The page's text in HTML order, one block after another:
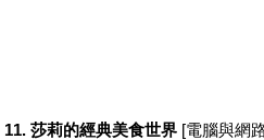
11. 莎莉的經典美食世界 [電腦與網